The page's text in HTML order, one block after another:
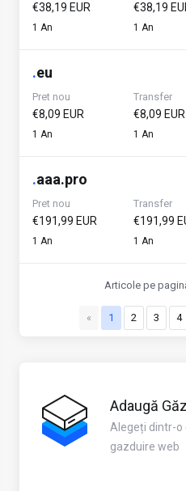
€38,19 EUR
1 An
€38,19
1 An
.eu
Pret nou
€8,09 EUR
1 An
Transfer
€8,09 EUR
1 An
.aaa.pro
Pret nou
€191,99 EUR
1 An
Transfer
€191,99
1 An
« 1 2 3 4
Articole pe
Adaugă
Alegeți dintr-o
gazduire web